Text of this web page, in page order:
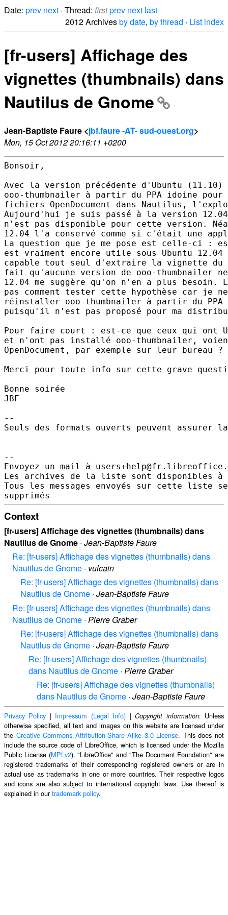
Date: prev next · Thread: firstprev next last
2012 Archivesby date, by thread · List index
[fr-users] Affichage des
vignettes (thumbnails) dans
Nautilus de Gnome
Jean-Baptiste Faure <jbf.faure -AT- sud-ouest.org>
Mon, 15 Oct 2012 20:16:11 +0200
Bonsoir,
Avec la version précédente d'Ubuntu
ooo-thumbnailer à partir du PPA idoine
fichiers OpenDocument dans Nautilus,
Aujourd'hui je suis passé à la version
n'est pas disponible pour cette version.
12.04 l'a conservé comme si c'était une
La question que je me pose est celle-ci :
est vraiment encore utile sous Ubuntu
capable tout seul d'extraire la vignette du
fait qu'aucune version de ooo-thumbnailer
12.04 me suggère qu'on n'en a plus
pas comment tester cette hypothèse car je ne
réinstaller ooo-thumbnailer à partir du
puisqu'il n'est pas proposé pour ma
Pour faire court : est-ce que ceux qui ont
et n'ont pas installé ooo-thumbnailer,
OpenDocument, par exemple sur leur bureau ?
Merci pour toute info sur cette grave
Bonne soirée
JBF
--
Seuls des formats ouverts peuvent assurer
--
Envoyez un mail à
Les archives de la liste sont disponibles à
Tous les messages envoyés sur cette liste
Context
[fr-users] Affichage des vignettes (thumbnails) dans
Nautilus de Gnome · Jean-Baptiste Faure
Re: [fr-users] Affichage des vignettes (thumbnails) dans
Nautilus de Gnome · vulcain
Re: [fr-users] Affichage des vignettes (thumbnails) dans
Nautilus de Gnome · Jean-Baptiste Faure
Re: [fr-users] Affichage des vignettes (thumbnails) dans
Nautilus de Gnome · Pierre Graber
Re: [fr-users] Affichage des vignettes (thumbnails) dans
Nautilus de Gnome · Jean-Baptiste Faure
Re: [fr-users] Affichage des vignettes (thumbnails)
dans Nautilus de Gnome · Pierre Graber
Re: [fr-users] Affichage des vignettes (thumbnails)
dans Nautilus de Gnome · Jean-Baptiste Faure
Privacy Policy | Impressum (Legal Info) |Copyright information: Unless
otherwise specified, all text and images on this website are licensed under
the Creative Commons Attribution-Share Alike 3.0 License. This does not
include the source code of LibreOffice, which is licensed under the Mozilla
Public License (MPLv2). "LibreOffice" and "The Document Foundation" are
registered trademarks of their corresponding registered owners or are in
actual use as trademarks in one or more countries. Their respective logos
and icons are also subject to international copyright laws. Use thereof is
explained in ourtrademark policy.